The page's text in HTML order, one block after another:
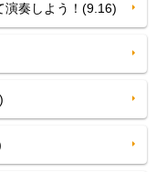
奏しよう！(9.16)